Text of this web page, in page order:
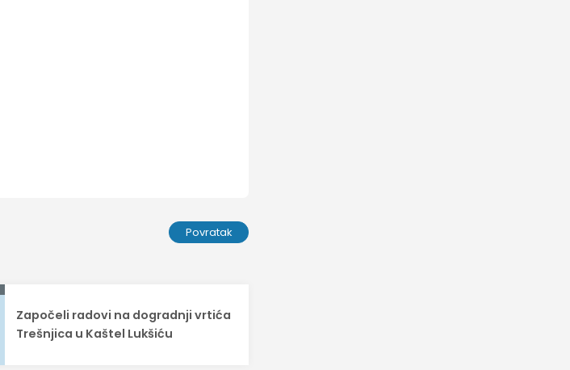
Povratak
Započeli radovi na dogradnji vrtića
Trešnjica u Kaštel Lukšiću